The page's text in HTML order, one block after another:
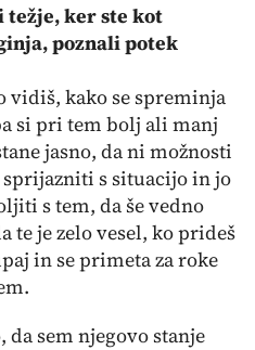
težje, ker ste kot
poznali potek
vidiš, kako se spreminja
si pri tem bolj ali manj
jasno, da ni možnosti
sprijazniti s situacijo in jo
s tem, da še vedno
te je zelo vesel, ko prideš
in se primeta za roke
da sem njegovo stanje